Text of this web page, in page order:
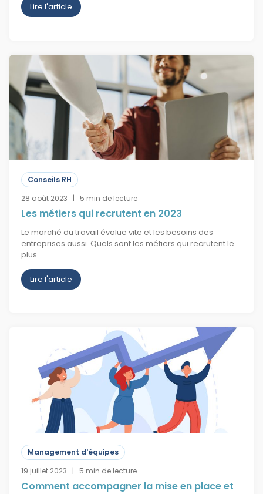
Lire l'article
Conseils RH
28 août 2023 | 5 min de lecture
Les métiers qui recrutent en 2023
Le marché du travail évolue vite et les besoins des
entreprises aussi. Quels sont les métiers qui recrutent le
plus…
Lire l'article
Management d'équipes
19 juillet 2023 | 5 min de lecture
Comment accompagner la mise en place et